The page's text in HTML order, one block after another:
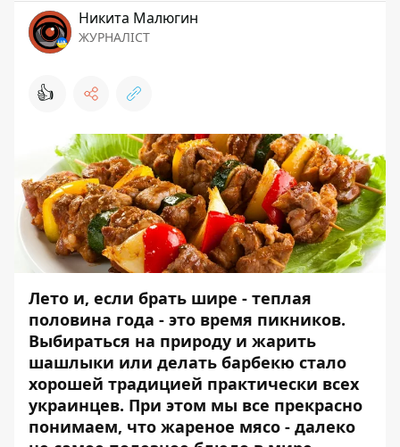
Никита Малюгин
ЖУРНАЛІСТ
👍
Лето и, если брать шире - теплая
половина года - это время пикников.
Выбираться на природу и жарить
шашлыки или делать барбекю стало
хорошей традицией практически всех
украинцев. При этом мы все прекрасно
понимаем, что жареное мясо - далеко